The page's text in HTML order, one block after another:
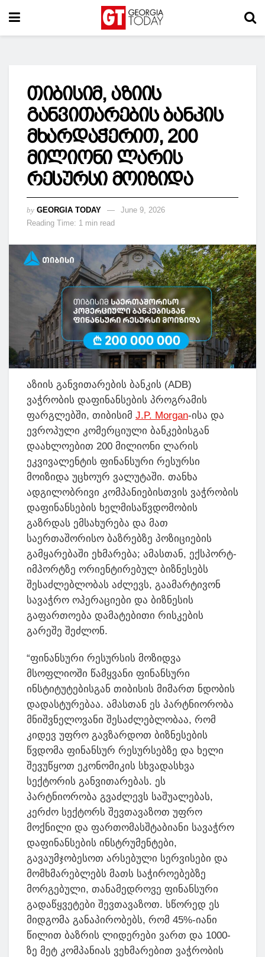
თიბისიმ, აზიის
განვითარების ბანკის
მხარდაჭერით, 200
მილიონი ლარის
რესურსი მოიზიდა
by GEORGIA TODAY
June 9, 2026
Reading Time: 1 min read
აზიის განვითარების ბანკის (ADB)
ვაჭრობის დაფინანსების პროგრამის
ფარგლებში, თიბისიმ J.P. Morgan-ისა და
ევროპული კომერციული ბანკებისგან
დაახლოებით 200 მილიონი ლარის
ეკვივალენტის ფინანსური რესურსი
მოიზიდა უცხოურ ვალუტაში. თანხა
ადგილობრივი კომპანიებისთვის ვაჭრობის
დაფინანსების ხელმისაწვდომობის
გაზრდას ემსახურება და მათ
საერთაშორისო ბაზრებზე პოზიციების
გამყარებაში ეხმარება; ამასთან, ექსპორტ-
იმპორტზე ორიენტირებულ ბიზნესებს
შესაძლებლობას აძლევს, გაამარტივონ
სავაჭრო ოპერაციები და ბიზნესის
გაფართოება დამატებითი რისკების
გარეშე შეძლონ.
“ფინანსური რესურსის მოზიდვა
მსოფლიოში წამყვანი ფინანსური
ინსტიტუტებისგან თიბისის მიმართ ნდობის
დადასტურებაა. ამასთან ეს პარტნიორობა
მნიშვნელოვანი შესაძლებლობაა, რომ
კიდევ უფრო გავზარდოთ ბიზნესების
წვდომა ფინანსურ რესურსებზე და ხელი
შევუწყოთ ეკონომიკის სხვადასხვა
სექტორის განვითარებას. ეს
პარტნიორობა გვაძლევს საშუალებას,
კერძო სექტორს შევთავაზოთ უფრო
მოქნილი და ფართომასშტაბიანი სავაჭრო
დაფინანსების ინსტრუმენტები,
გავაუმჯობესოთ არსებული სერვისები და
მომხმარებლებს მათს საჭიროებებზე
მორგებული, თანამედროვე ფინანსური
გადაწყვეტები შევთავაზოთ. სწორედ ეს
მიდგომა განაპირობებს, რომ 45%-იანი
წილით ბაზრის ლიდერები ვართ და 1000-
ზე მეტ კომპანიას ვეხმარებით ვაჭრობის